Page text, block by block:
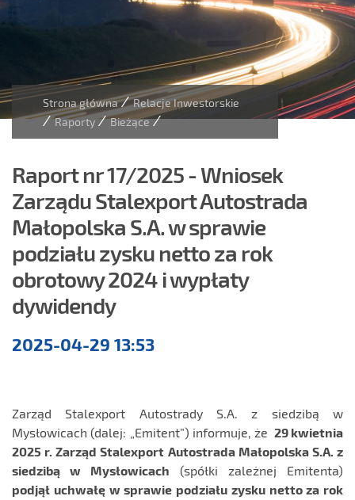
Strona główna/ Relacje Inwestorskie
/ Raporty / Bieżące/
Raport nr 17/2025 - Wniosek
Zarządu Stalexport Autostrada
Małopolska S.A. w sprawie
podziału zysku netto za rok
obrotowy 2024 i wypłaty
dywidendy
bieżące
2025-04-29 13:53
Zarząd Stalexport Autostrady S.A. z siedzibą w
Mysłowicach (dalej: „Emitent”) informuje, że 29 kwietnia
2025 r. Zarząd Stalexport Autostrada Małopolska S.A. z
siedzibą w Mysłowicach (spółki zależnej Emitenta)
podjął uchwałę w sprawie podziału zysku netto za rok